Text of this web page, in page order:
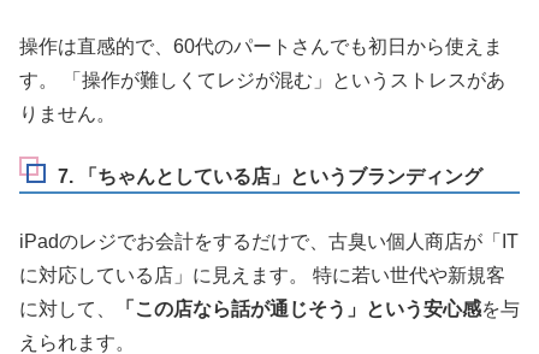
操作は直感的で、60代のパートさんでも初日から使えま
す。 「操作が難しくてレジが混む」というストレスがあ
りません。
7. 「ちゃんとしている店」というブランディング
iPadのレジでお会計をするだけで、古臭い個人商店が「IT
に対応している店」に見えます。 特に若い世代や新規客
に対して、
「この店なら話が通じそう」という安心感を与
えられます。